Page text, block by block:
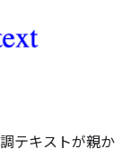
テキストが親か